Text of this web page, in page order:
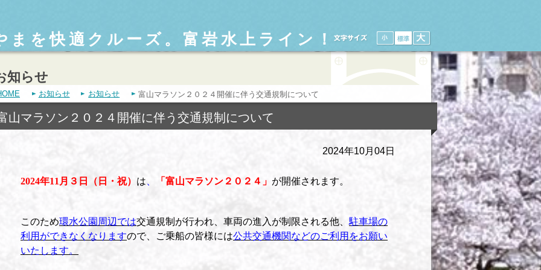
まを快適クルーズ。富岩水上ライン！
知らせ
お知らせ お知らせ 富山マラソン２０２４開催に伴う交通規制について
山マラソン２０２４開催に伴う交通規制について
2024年10月04日
2024年11 月３日（日・祝） は、 「富山マラソン２０２４」 が開催されます。
このため環水公園周辺では交通規制が行われ、車両の進入が制限される他、 駐車場の
利用ができなくなりますので、ご乗船の皆様には公共交通機関などのご利用をお願い
いたします。